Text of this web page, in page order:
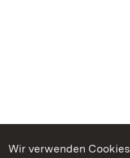
Wir verwenden